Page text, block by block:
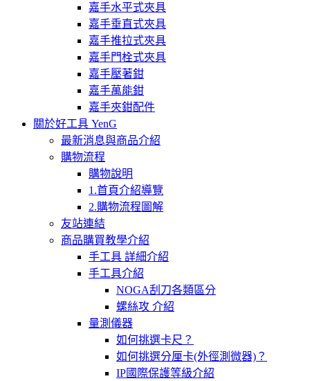
嘉手水平式夾具
嘉手垂直式夾具
嘉手推拉式夾具
嘉手門栓式夾具
嘉手壓著鉗
嘉手萬能鉗
嘉手夾鉗配件
關於好工具 YenG
最新消息與商品介紹
購物流程
購物說明
1.首頁介紹導覽
2.購物流程圖解
友站連結
商品購買教學介紹
手工具 詳細介紹
手工具介紹
NOGA刮刀各類區分
螺絲攻 介紹
量測儀器
如何挑選卡尺？
如何挑選分厘卡(外徑測微器)？
IP國際保護等級介紹